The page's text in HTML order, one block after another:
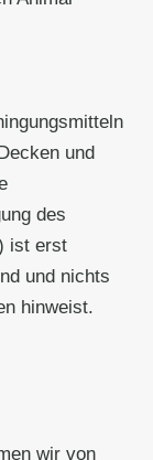
und
des
ist erst
und nichts
hinweist.
wir von